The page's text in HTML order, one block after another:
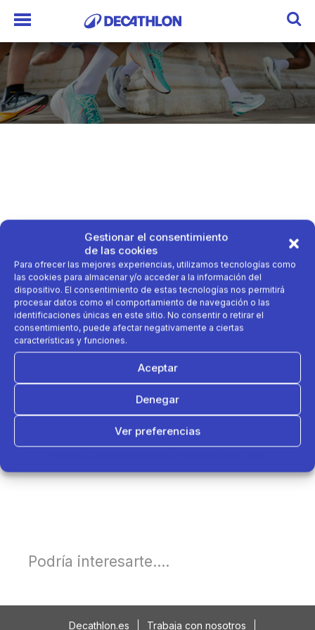
Gestionar el consentimiento
de las cookies
Para ofrecer las mejores experiencias, utilizamos tecnologías como
las cookies para almacenar y/o acceder a la información del
dispositivo. El consentimiento de estas tecnologías nos permitirá
procesar datos como el comportamiento de navegación o las
identificaciones únicas en este sitio. No consentir o retirar el
consentimiento, puede afectar negativamente a ciertas
características y funciones.
Aceptar
Denegar
Ver preferencias
Podría interesarte....
Decathlon.es Trabaja con nosotros